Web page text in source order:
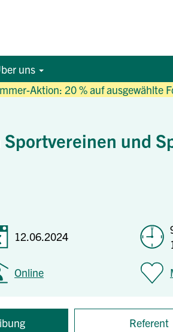
Aktion: 20 % auf ausgewählte
uns
und
12.06.2024
Online
Referent